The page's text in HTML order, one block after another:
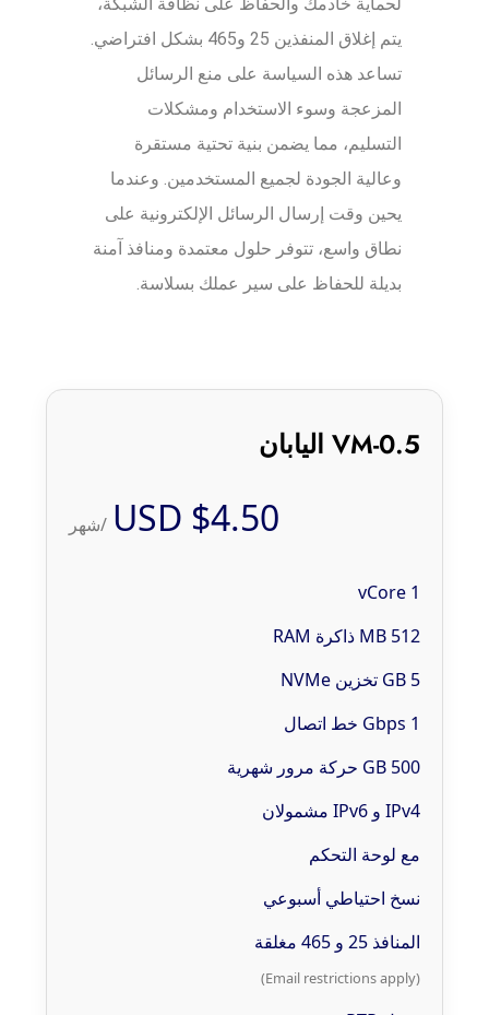
يتم إغلاق المنفذين 25 و465 بشكل افتراضي.
تساعد هذه السياسة على منع الرسائل
المزعجة وسوء الاستخدام ومشكلات
التسليم، مما يضمن بنية تحتية مستقرة
وعالية الجودة لجميع المستخدمين. وعندما
يحين وقت إرسال الرسائل الإلكترونية على
نطاق واسع، تتوفر حلول معتمدة ومنافذ آمنة
بديلة للحفاظ على سير عملك بسلاسة.
VM-0.5 اليابان
$4.50 USD /شهر
1 vCore
512 MB ذاكرة RAM
5 GB تخزين NVMe
1 Gbps خط اتصال
500 GB حركة مرور شهرية
IPv4 و IPv6 مشمولان
مع لوحة التحكم
نسخ احتياطي أسبوعي
المنافذ 25 و 465 مغلقة
(Email restrictions apply)